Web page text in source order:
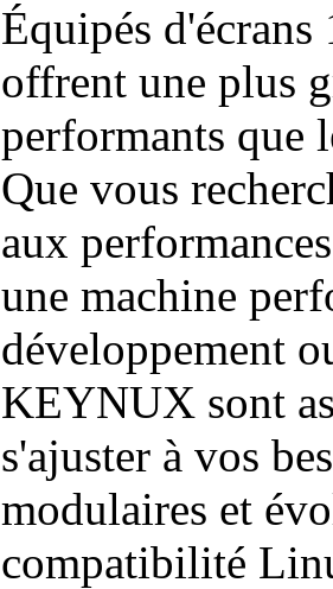
Équipés
offrent une plus
performants que
Que vous
aux
une machine
développement
KEYNUX sont
s'ajuster à vos
modulaires et
compatibilité